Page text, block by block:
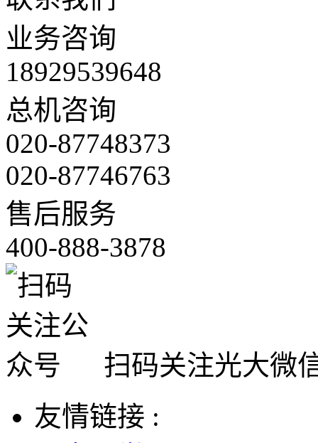
业务咨询
18929539648
总机咨询
020-87748373
020-87746763
售后服务
400-888-3878
扫码关注光大微
友情链接 :